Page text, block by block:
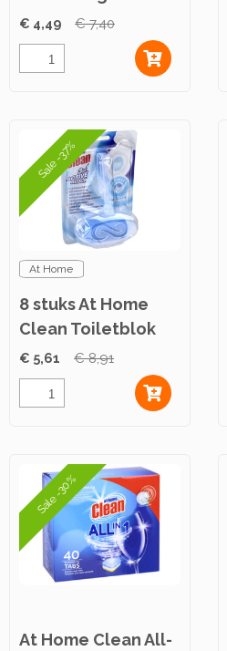
Lemon 1L
€ 4,49 € 7,40
Sale -37%
At Home
8 stuks At Home
Clean Toiletblok
Aqua 40g
€ 5,61 € 8,91
Sale -30%
At Home Clean All-